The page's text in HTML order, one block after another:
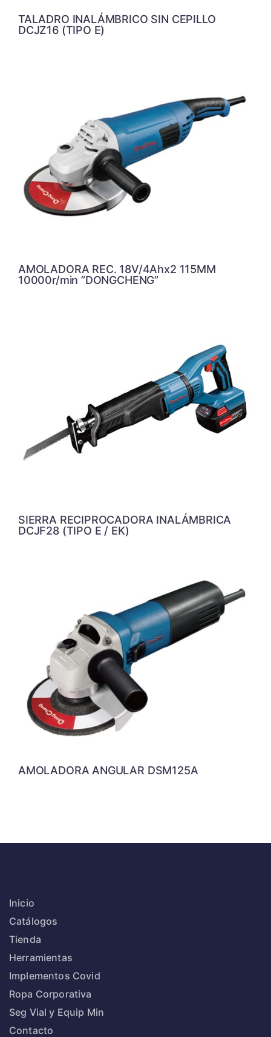
TALADRO INALÁMBRICO SIN CEPILLO
DCJZ16 (TIPO E)
AMOLADORA REC. 18V/4Ahx2 115MM
10000r/min ”DONGCHENG”
SIERRA RECIPROCADORA INALÁMBRICA
DCJF28 (TIPO E / EK)
AMOLADORA ANGULAR DSM125A
Inicio
Catálogos
Tienda
Herramientas
Implementos Covid
Ropa Corporativa
Seg Vial y Equip Min
Contacto